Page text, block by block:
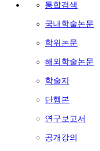
통합검색
국내학술논문
학위논문
해외학술논문
학술지
단행본
연구보고서
공개강의